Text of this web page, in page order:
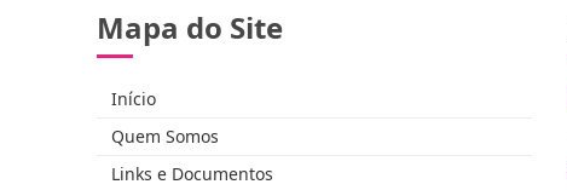
Mapa do Site
Início
Quem Somos
Links e Documentos